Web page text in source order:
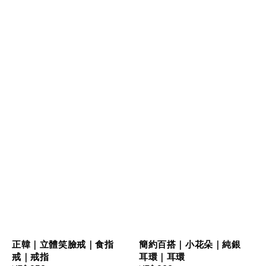
正韓｜立體笑臉戒｜食指
戒｜戒指
簡約百搭｜小花朵｜純銀
耳環｜耳環